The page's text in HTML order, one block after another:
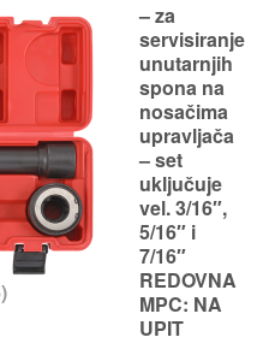
– za
servisiranje
unutarnjih
spona na
nosačima
upravljača
– set
uključuje
vel. 3/16″,
5/16″ i
7/16″
REDOVNA
MPC: NA
UPIT